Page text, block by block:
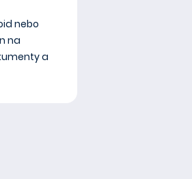
nebo
na
a